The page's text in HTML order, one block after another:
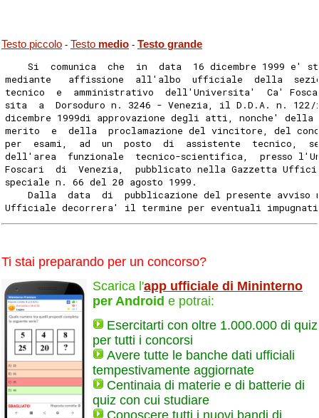
Testo piccolo - Testo medio - Testo grande
Si  comunica  che  in  data  16 dicembre 1999 e'
mediante   affissione  all'albo  ufficiale  della
tecnico  e  amministrativo  dell'Universita'  Ca'
sita  a  Dorsoduro n. 3246 - Venezia, il D.D.A. n.
dicembre 1999di approvazione degli atti, nonche'
merito  e  della  proclamazione del vincitore, del
per  esami,  ad  un  posto  di  assistente  tecnico,
dell'area  funzionale  tecnico-scientifica,  presso
Foscari  di  Venezia,  pubblicato nella Gazzetta
speciale n. 66 del 20 agosto 1999.
Dalla  data  di  pubblicazione del presente avviso
Ufficiale decorrera' il termine per eventuali
Ti stai preparando per un concorso?
Scarica l'app ufficiale di Mininterno
per Android e potrai:
Esercitarti con oltre 1.000.000 di quiz
per tutti i concorsi
Avere tutte le banche dati ufficiali
tempestivamente aggiornate
Centinaia di materie e di batterie di
quiz con cui studiare